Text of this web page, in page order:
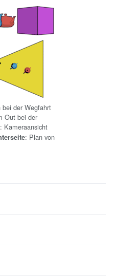
der Wegfahrt
Out bei der
: Kameraansicht
: Plan von